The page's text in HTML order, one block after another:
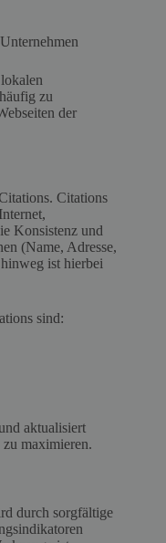
zu
der
Citations
Konsistenz und
(Name, Adresse,
ist hierbei
sind:
aktualisiert
maximieren.
durch sorgfältige